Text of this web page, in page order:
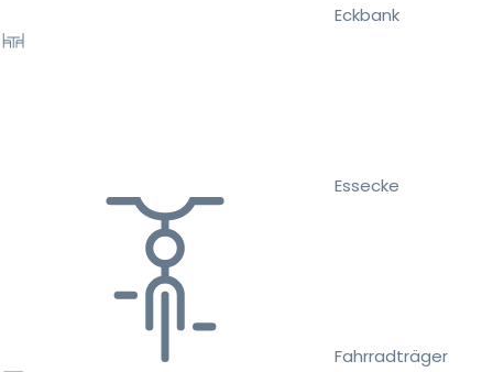
Eckbank
Essecke
Fahrradträger